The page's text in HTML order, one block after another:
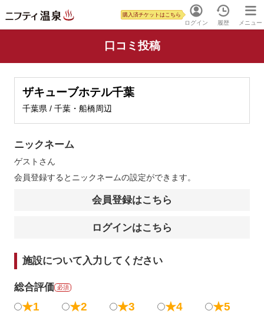
ログイン
購入済チケットはこちら
履歴 メニュー
口コミ投稿
ザキューブホテル千葉
千葉県 / 千葉・船橋周辺
ニックネーム
ゲスト さん
会員登録するとニックネームの設定ができます。
会員登録はこちら
ログインはこちら
施設について入力してください
総合評価 必須
★1 ★2 ★3 ★4 ★5